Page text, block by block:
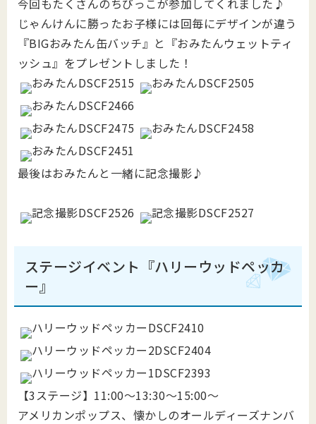
今回もたくさんのちびっこが参加してくれました♪
じゃんけんに勝ったお子様には回毎にデザインが違う
『BIGおみたん缶バッチ』と『おみたんウェットティ
ッシュ』をプレゼントしました！
最後はおみたんと一緒に記念撮影♪
ステージイベント『ハリーウッドペッカ
ー』
【3ステージ】11:00～13:30～15:00～
アメリカンポップス、懐かしのオールディーズナンバ